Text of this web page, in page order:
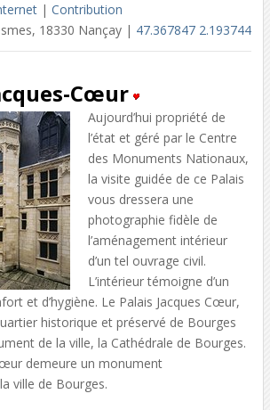
| Contribution
18330 Nançay | 47.367847 2.193744
Cœur
Aujourd’hui propriété de
l’état et géré par le Centre
des Monuments Nationaux,
la visite guidée de ce Palais
vous dressera une
photographie fidèle de
l’aménagement intérieur
d’un tel ouvrage civil.
L’intérieur témoigne d’un
et d’hygiène. Le Palais Jacques Cœur,
historique et préservé de Bourges
de la ville, la Cathédrale de Bourges.
demeure un monument
ville de Bourges.